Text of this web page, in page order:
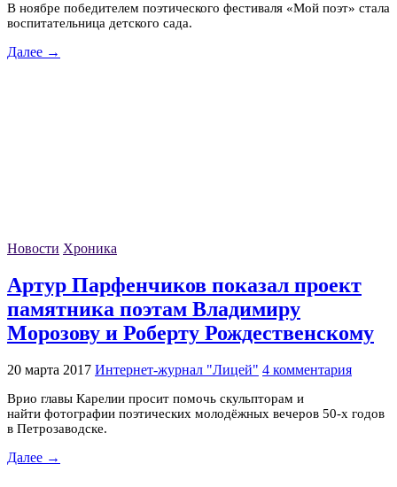
В ноябре победителем поэтического фестиваля «Мой поэт» стала
воспитательница детского сада.
Далее →
Новости Хроника
Артур Парфенчиков показал проект
памятника поэтам Владимиру
Морозову и Роберту Рождественскому
20 марта 2017 Интернет-журнал "Лицей" 4 комментария
Врио главы Карелии просит помочь скульпторам и
найти фотографии поэтических молодёжных вечеров 50-х годов
в Петрозаводске.
Далее →